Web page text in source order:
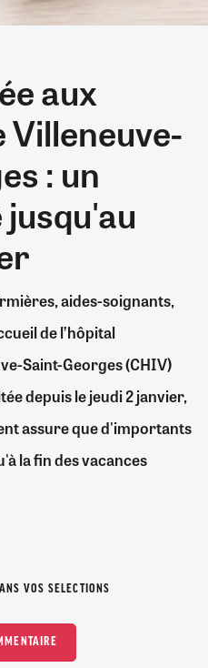
aux
: un
aides-soignants,
de l’hôpital
Saint-Georges (CHIV)
depuis le jeudi 2 janvier,
assure que d'importants
la fin des vacances
VOS SELECTIONS